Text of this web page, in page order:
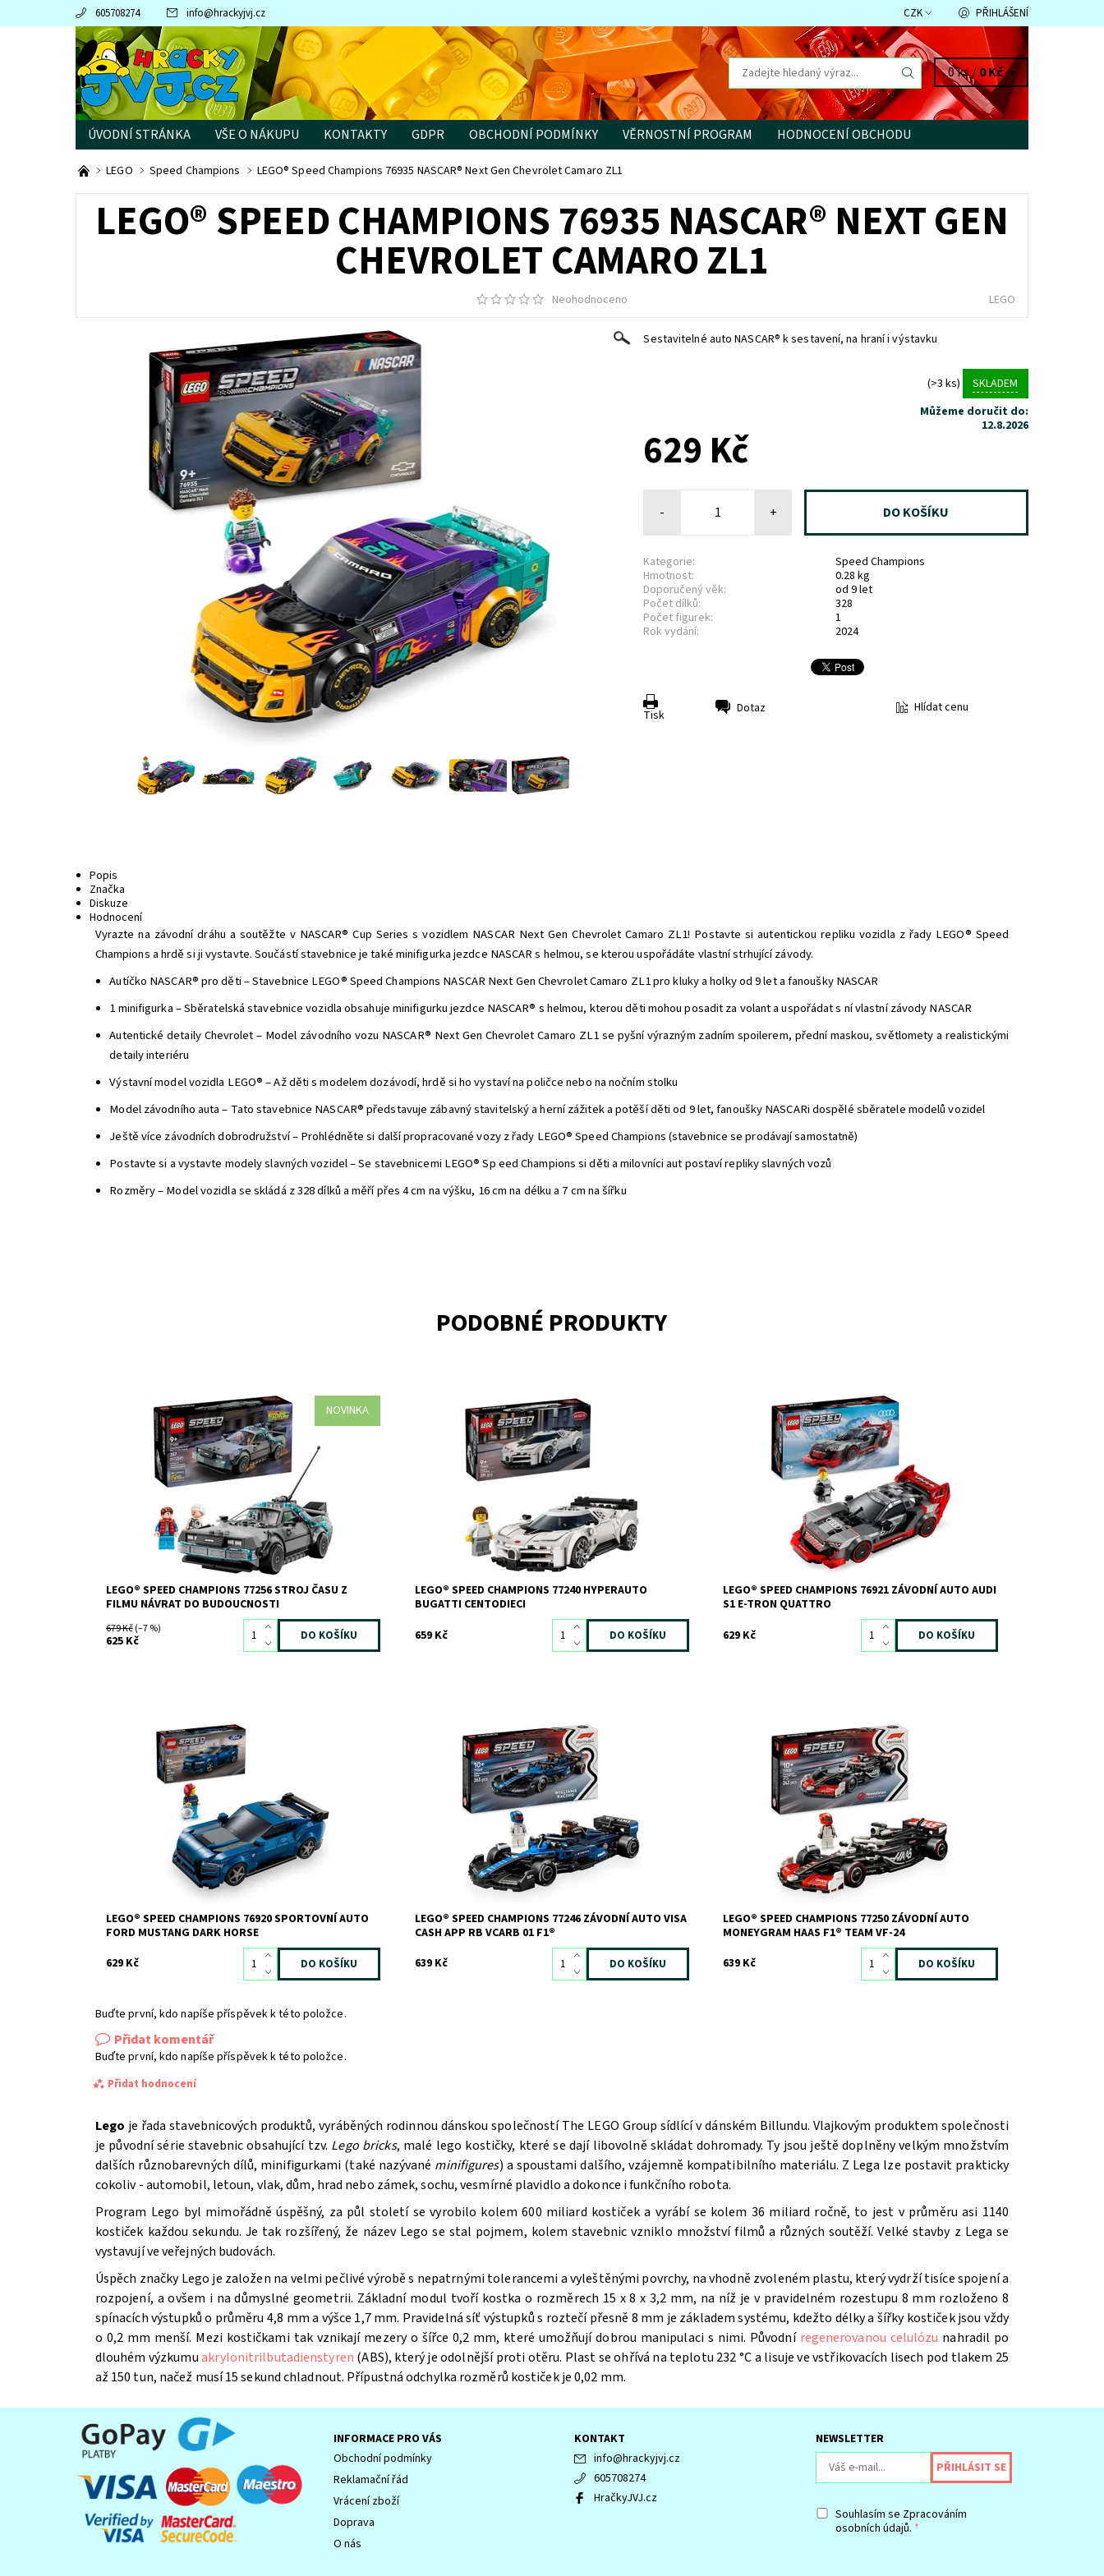
605708274 info@hrackyjvj.cz CZK PŘIHLÁŠENÍ
0 ks /0 Kč
ÚVODNÍ STRÁNKA VŠE O NÁKUPU KONTAKTY GDPR OBCHODNÍ PODMÍNKY VĚRNOSTNÍ PROGRAM
HODNOCENÍ OBCHODU
PRODÁVANÉ ZNAČKY
LEGO Speed Champions LEGO® Speed Champions 76935 NASCAR® Next Gen Chevrolet Camaro ZL1
LEGO® SPEED CHAMPIONS 76935 NASCAR® NEXT GEN
CHEVROLET CAMARO ZL1
Neohodnoceno LEGO
Sestavitelné auto NASCAR® k sestavení, na hraní i výstavku
(>3 ks)
SKLADEM
Můžeme doručit do:
12.8.2026
629 Kč
- +
Kategorie:
Speed Champions
Hmotnost:
0.28 kg
Doporučený věk:
od 9 let
Počet dílků:
328
Počet figurek:
1
Rok vydání:
2024
Tisk Dotaz Hlídat cenu
Popis
Značka
Diskuze
Hodnocení
Vyrazte na závodní dráhu a soutěžte v NASCAR® Cup Series s vozidlem NASCAR Next Gen Chevrolet Camaro ZL1! Postavte si autentickou repliku vozidla z řady LEGO® Speed
Champions a hrdě si ji vystavte. Součástí stavebnice je také minifigurka jezdce NASCAR s helmou, se kterou uspořádáte vlastní strhující závody.
Autíčko NASCAR® pro děti – Stavebnice LEGO® Speed Champions NASCAR Next Gen Chevrolet Camaro ZL1 pro kluky a holky od 9 let a fanoušky NASCAR
1 minifigurka – Sběratelská stavebnice vozidla obsahuje minifigurku jezdce NASCAR® s helmou, kterou děti mohou posadit za volant a uspořádat s ní vlastní závody NASCAR
Autentické detaily Chevrolet – Model závodního vozu NASCAR® Next Gen Chevrolet Camaro ZL1 se pyšní výrazným zadním spoilerem, přední maskou, světlomety a realistickými
detaily interiéru
Výstavní model vozidla LEGO® – Až děti s modelem dozávodí, hrdě si ho vystaví na poličce nebo na nočním stolku
Model závodního auta – Tato stavebnice NASCAR® představuje zábavný stavitelský a herní zážitek a potěší děti od 9 let, fanoušky NASCARi dospělé sběratele modelů vozidel
Ještě více závodních dobrodružství – Prohlédněte si další propracované vozy z řady LEGO® Speed Champions (stavebnice se prodávají samostatně)
Postavte si a vystavte modely slavných vozidel – Se stavebnicemi LEGO® Sp eed Champions si děti a milovníci aut postaví repliky slavných vozů
Rozměry – Model vozidla se skládá z 328 dílků a měří přes 4 cm na výšku, 16 cm na délku a 7 cm na šířku
PODOBNÉ PRODUKTY
NOVINKA
Stavebnice LEGO® Speed Champions Stroj času z filmu
Návrat do budoucnosti (77256) umožňuje dětem od 9 let
sestavit si výstavní model inspirovaný oblíbenou
filmovou sérií, se kterým si navíc užijí akční hraní. Model
auta z kostek obsahuje spoustu známých...
Skladem
12818
LEGO
LEGO® SPEED CHAMPIONS 77256 STROJ ČASU Z
FILMU NÁVRAT DO BUDOUCNOSTI
679 Kč(–7 %)
625 Kč
Objevte jedno z nejluxusnějších a nejinovativnějších
hyper sportovních aut na světě – Bugatti Centodieci,
které bylo navrženo jako pocta modelu Bugatti EB 110.
Tato replika LEGO® Speed Champions je plná detailů
podle skutečného vozidla a s minifigurkou...
12746
LEGO
LEGO® SPEED CHAMPIONS 77240 HYPERAUTO
BUGATTI CENTODIECI
659 Kč
Závodní auto Audi S1 e-tron quattro na hraní i na
Dostupnost:
Skladem>3
11696
LEGO
LEGO® SPEED CHAMPIONS 76921 ZÁVODNÍ AUTO AUDI
S1 E-TRON QUATTRO
629 Kč
Postavte si akční herní stavebnici Ford Mustang
Dostupnost:
Skladem>3
11699
LEGO
LEGO® SPEED CHAMPIONS 76920 SPORTOVNÍ AUTO
FORD MUSTANG DARK HORSE
629 Kč
Dostupnost: Skladem>3
12426
LEGO
LEGO® SPEED CHAMPIONS 77246 ZÁVODNÍ AUTO VISA
CASH APP RB VCARB 01 F1®
639 Kč
Dostupnost: Skladem>3
12438
LEGO
LEGO® SPEED CHAMPIONS 77250 ZÁVODNÍ AUTO
MONEYGRAM HAAS F1® TEAM VF-24
639 Kč
Buďte první, kdo napíše příspěvek k této položce.
Přidat komentář
Buďte první, kdo napíše příspěvek k této položce.
Přidat hodnocení
Souhlasím seZpracováním osobních údajů.
Lego je řada stavebnicových produktů, vyráběných rodinnou dánskou společností The LEGO Group sídlící v dánském Billundu. Vlajkovým produktem společnosti
je původní série stavebnic obsahující tzv. Lego bricks, malé lego kostičky, které se dají libovolně skládat dohromady. Ty jsou ještě doplněny velkým množstvím
dalších různobarevných dílů, minifigurkami (také nazývané minifigures) a spoustami dalšího, vzájemně kompatibilního materiálu. Z Lega lze postavit prakticky
cokoliv - automobil, letoun, vlak, dům, hrad nebo zámek, sochu, vesmírné plavidlo a dokonce i funkčního robota.
Program Lego byl mimořádně úspěšný, za půl století se vyrobilo kolem 600 miliard kostiček a vyrábí se kolem 36 miliard ročně, to jest v průměru asi 1140
kostiček každou sekundu. Je tak rozšířený, že název Lego se stal pojmem, kolem stavebnic vzniklo množství filmů a různých soutěží. Velké stavby z Lega se
vystavují ve veřejných budovách.
Úspěch značky Lego je založen na velmi pečlivé výrobě s nepatrnými tolerancemi a vyleštěnými povrchy, na vhodně zvoleném plastu, který vydrží tisíce spojení a
rozpojení, a ovšem i na důmyslné geometrii. Základní modul tvoří kostka o rozměrech 15 x 8 x 3,2 mm, na níž je v pravidelném rozestupu 8 mm rozloženo 8
spínacích výstupků o průměru 4,8 mm a výšce 1,7 mm. Pravidelná síť výstupků s roztečí přesně 8 mm je základem systému, kdežto délky a šířky kostiček jsou vždy
o 0,2 mm menší. Mezi kostičkami tak vznikají mezery o šířce 0,2 mm, které umožňují dobrou manipulaci s nimi. Původní regenerovanou celulózu nahradil po
dlouhém výzkumuakrylonitrilbutadienstyren (ABS), který je odolnější proti otěru. Plast se ohřívá na teplotu 232 °C a lisuje ve vstřikovacích lisech pod tlakem 25
až 150 tun, načež musí 15 sekund chladnout. Přípustná odchylka rozměrů kostiček je 0,02 mm.
INFORMACE PRO VÁS
Obchodní podmínky
Reklamační řád
Vrácení zboží
Doprava
O nás
KONTAKT
info@hrackyjvj.cz
605708274
HračkyJVJ.cz
NEWSLETTER
Souhlasím se Zpracováním
osobních údajů.